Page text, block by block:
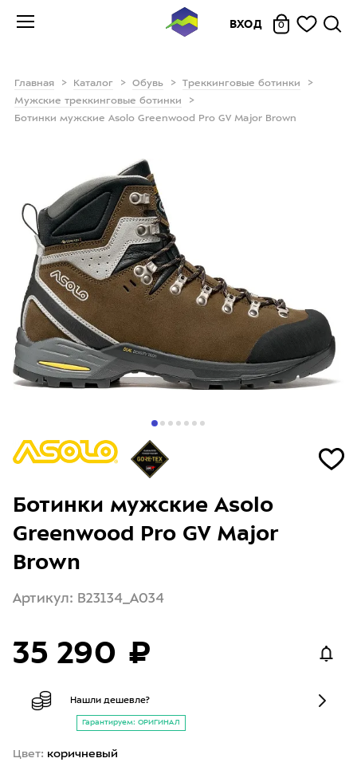
ВХОД 0
Главная Каталог Обувь
Треккинговые ботинки
Мужские треккинговые ботинки
Ботинки мужские Asolo Greenwood Pro GV Major Brown
Ботинки мужские Asolo
Greenwood Pro GV Major
Brown
Артикул: B23134_A034
35 290 ₽
Нашли дешевле?
Гарантируем: ОРИГИНАЛ
Цвет: коричневый